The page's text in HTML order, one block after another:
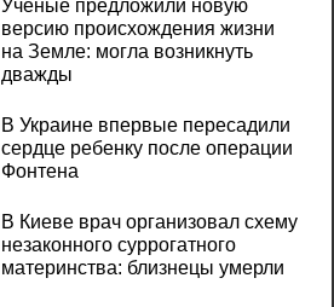
Ученые предложили новую
версию происхождения жизни
на Земле: могла возникнуть
дважды
В Украине впервые пересадили
сердце ребенку после операции
Фонтена
В Киеве врач организовал схему
незаконного суррогатного
материнства: близнецы умерли